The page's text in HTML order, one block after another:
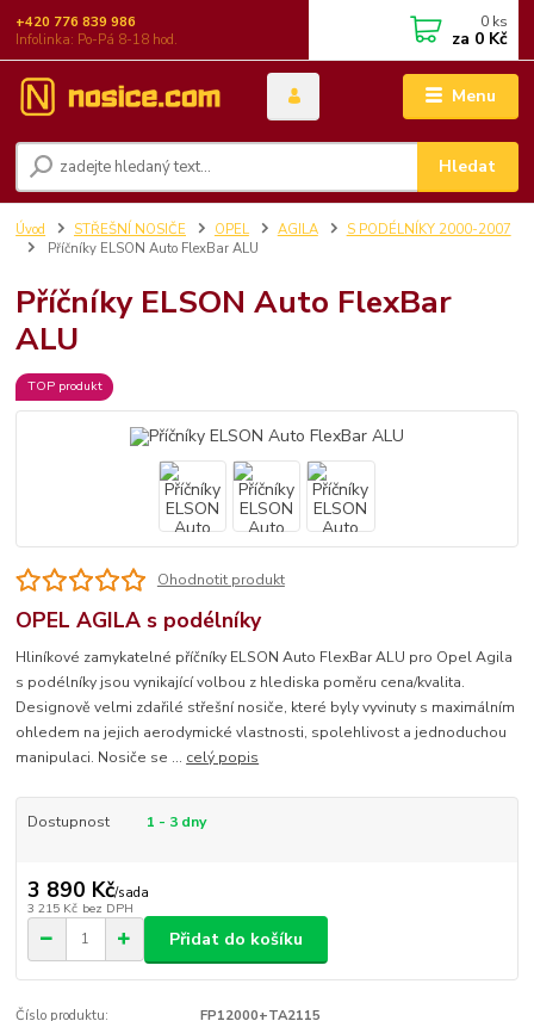
Menu
Hledat
+420 776 839 986
Infolinka: Po-Pá 8-18 hod.
0 ks
za 0 Kč
Úvod STŘEŠNÍ NOSIČE OPEL AGILA
S PODÉLNÍKY 2000-2007
Příčníky ELSON Auto FlexBar ALU
Příčníky ELSON Auto FlexBar
ALU
TOP produkt
Ohodnotit produkt
OPEL AGILA s podélníky
Hliníkové zamykatelné příčníky ELSON Auto FlexBar ALU pro Opel Agila
s podélníky jsou vynikající volbou z hlediska poměru cena/kvalita.
Designově velmi zdařilé střešní nosiče, které byly vyvinuty s maximálním
ohledem na jejich aerodymické vlastnosti, spolehlivost a jednoduchou
manipulaci. Nosiče se ... celý popis
Dostupnost 1 - 3 dny
3 890 Kč/sada
3 215 Kč bez DPH
Přidat do košíku
Číslo produktu:
FP12000+TA2115